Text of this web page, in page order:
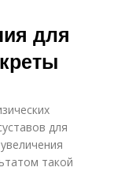
для
для
такой